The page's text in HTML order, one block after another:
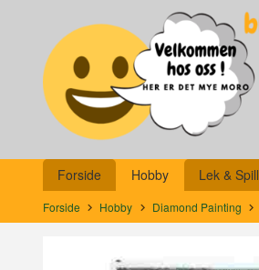
innholdet
Produkter
Forside Hobby Lek & Spill
Forside Hobby Diamond Painting